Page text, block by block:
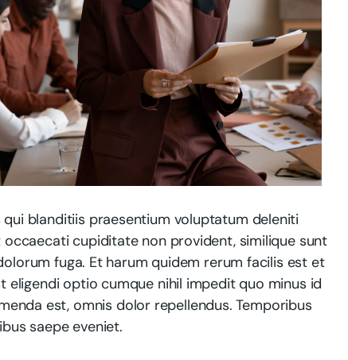
blanditiis praesentium voluptatum deleniti
cupiditate non provident, similique sunt
fuga. Et harum quidem rerum facilis est et
optio cumque nihil impedit quo minus id
est, omnis dolor repellendus. Temporibus
saepe eveniet.